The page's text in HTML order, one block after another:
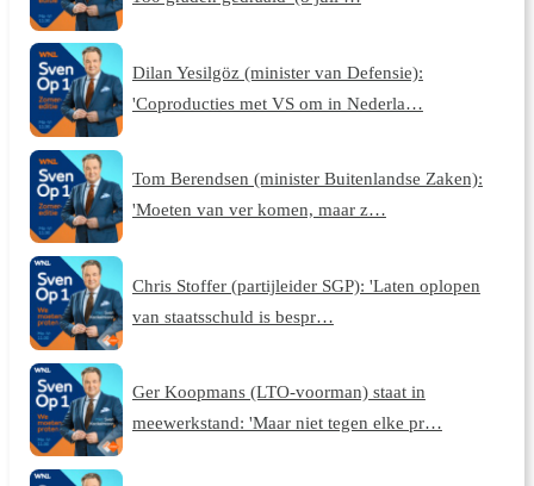
Dilan Yesilgöz (minister van Defensie):
'Coproducties met VS om in Nederla…
Tom Berendsen (minister Buitenlandse Zaken):
'Moeten van ver komen, maar z…
Chris Stoffer (partijleider SGP): 'Laten oplopen
van staatsschuld is bespr…
Ger Koopmans (LTO-voorman) staat in
meewerkstand: 'Maar niet tegen elke pr…